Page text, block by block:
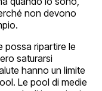
non devono
possa ripartire le
saturarsi
hanno un limite
Le pool di medie